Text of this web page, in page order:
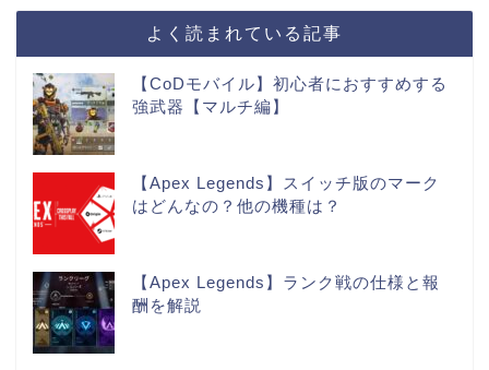
よく読まれている記事
【CoDモバイル】初心者におすすめする
強武器【マルチ編】
【Apex Legends】スイッチ版のマーク
はどんなの？他の機種は？
【Apex Legends】ランク戦の仕様と報
酬を解説